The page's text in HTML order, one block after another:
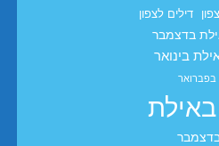
דילים לצפון
בדצמבר
בינואר
בפברואר